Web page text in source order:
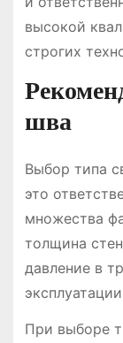
высокой
строгих
шва
Выбор типа
это
множества
толщина
давление в
При выборе